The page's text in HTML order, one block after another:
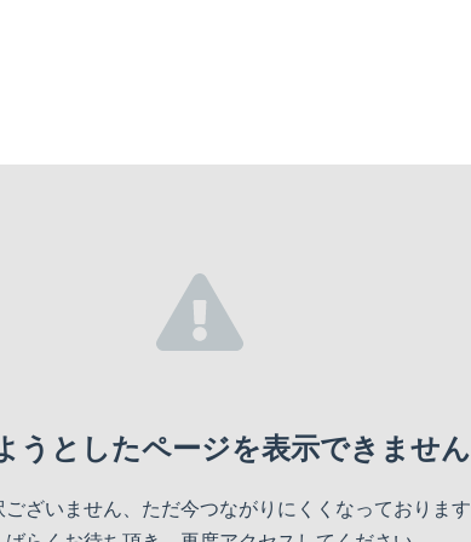
うとしたページを表示できませ
ございません、ただ今つながりにくくなっております